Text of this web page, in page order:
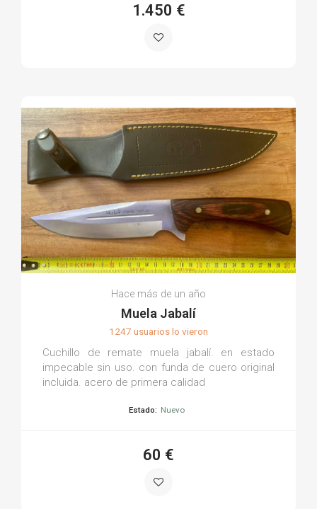
1.450 €
Hace más de un año
Muela Jabalí
1247 usuarios lo vieron
Cuchillo de remate muela jabalí. en estado
impecable sin uso. con funda de cuero original
incluida. acero de primera calidad
Estado: Nuevo
60 €